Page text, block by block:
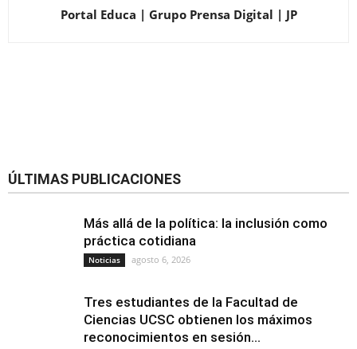
Portal Educa | Grupo Prensa Digital | JP
ÚLTIMAS PUBLICACIONES
Más allá de la política: la inclusión como
práctica cotidiana
Noticias agosto 6, 2026
Tres estudiantes de la Facultad de
Ciencias UCSC obtienen los máximos
reconocimientos en sesión...